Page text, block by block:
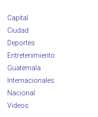
Capital
Ciudad
Deportes
Entretenimiento
Guatemala
Internacionales
Nacional
Videos